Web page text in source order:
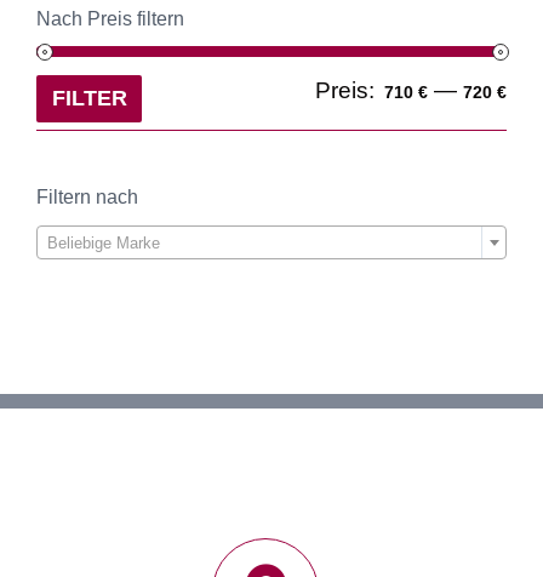
Nach Preis filtern
FILTER Preis: 710 € — 720 €
Filtern nach
Beliebige Marke